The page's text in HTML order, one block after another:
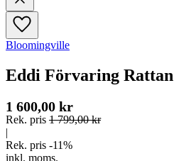
Bloomingville
Eddi Förvaring
1 600,00 kr
Rek. pris 1 799,00 kr
|
Rek. pris -11%
inkl. moms.